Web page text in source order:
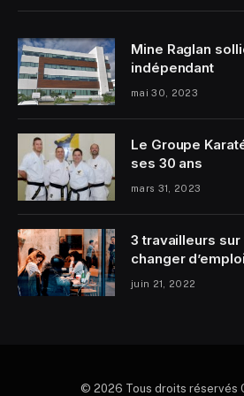
Mine Raglan
indépendant
mai 30, 2023
Le Groupe
ses 30 ans
mars 31, 2023
3 travailleurs sur
changer d’emploi
juin 21, 2022
© 2026 Tous droits réservés